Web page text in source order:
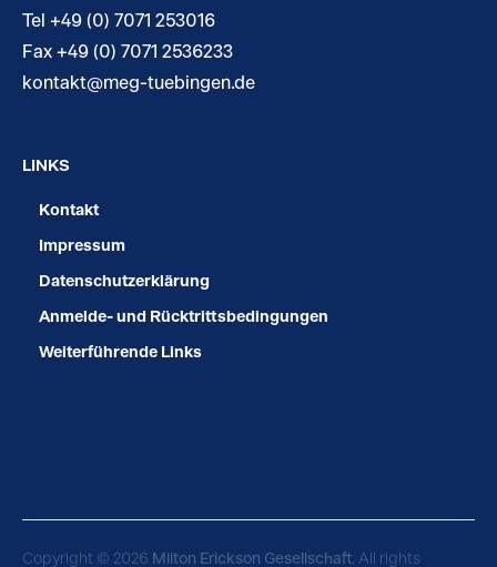
Tel +49 (0) 7071 253016
Fax +49 (0) 7071 2536233
kontakt@meg-tuebingen.de
LINKS
Kontakt
Impressum
Datenschutzerklärung
Anmelde- und Rücktrittsbedingungen
Weiterführende Links
Copyright © 2026 Milton Erickson Gesellschaft. All rights